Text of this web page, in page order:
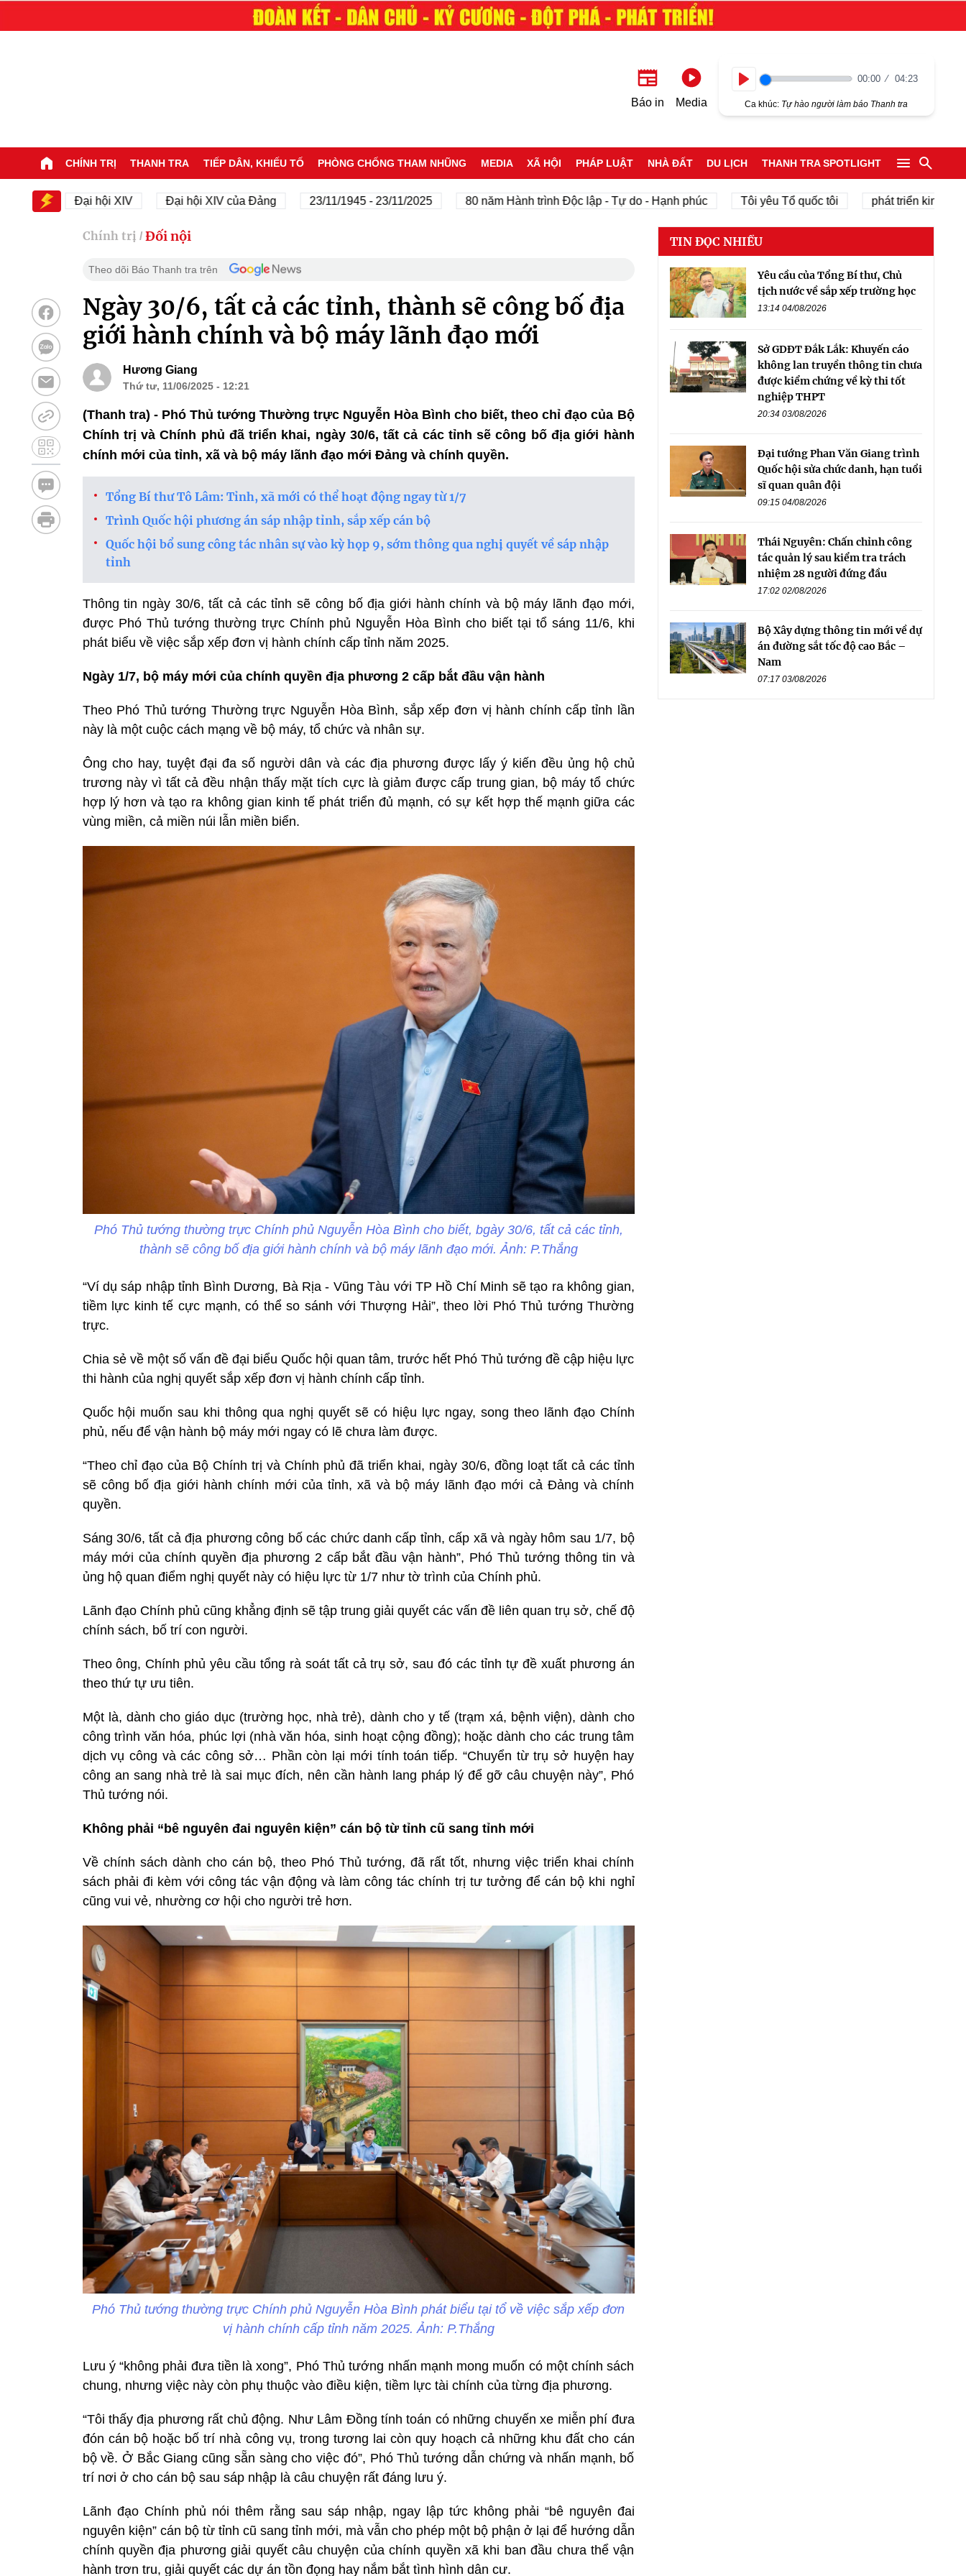
Báo in Media
00:00 04:23
Ca khúc: Tự hào người làm báo Thanh tra
CHÍNH TRỊ THANH TRA TIẾP DÂN, KHIẾU TỐ PHÒNG CHỐNG THAM NHŨNG MEDIA XÃ HỘI PHÁP LUẬT NHÀ ĐẤT DU LỊCH THANH TRA SPOTLIGHT
Đại hội XIV Đại hội XIV của Đảng 23/11/1945 - 23/11/2025 80 năm Hành trình Độc lập - Tự do - Hạnh phúc Tôi yêu Tổ quốc tôi phát triển kinh tế tư
Chính trị / Đối nội
Theo dõi Báo Thanh tra trên
Ngày 30/6, tất cả các tỉnh, thành sẽ công bố địa
giới hành chính và bộ máy lãnh đạo mới
Hương Giang
Thứ tư, 11/06/2025 - 12:21
(Thanh tra) - Phó Thủ tướng Thường trực Nguyễn Hòa Bình cho biết, theo chỉ đạo của Bộ
Chính trị và Chính phủ đã triển khai, ngày 30/6, tất cả các tỉnh sẽ công bố địa giới hành
chính mới của tỉnh, xã và bộ máy lãnh đạo mới Đảng và chính quyền.
Tổng Bí thư Tô Lâm: Tỉnh, xã mới có thể hoạt động ngay từ 1/7
Trình Quốc hội phương án sáp nhập tỉnh, sắp xếp cán bộ
Quốc hội bổ sung công tác nhân sự vào kỳ họp 9, sớm thông qua nghị quyết về sáp nhập
tỉnh
Thông tin ngày 30/6, tất cả các tỉnh sẽ công bố địa giới hành chính và bộ máy lãnh đạo mới,
được Phó Thủ tướng thường trực Chính phủ Nguyễn Hòa Bình cho biết tại tổ sáng 11/6, khi
phát biểu về việc sắp xếp đơn vị hành chính cấp tỉnh năm 2025.
Ngày 1/7, bộ máy mới của chính quyền địa phương 2 cấp bắt đầu vận hành
Theo Phó Thủ tướng Thường trực Nguyễn Hòa Bình, sắp xếp đơn vị hành chính cấp tỉnh lần
này là một cuộc cách mạng về bộ máy, tổ chức và nhân sự.
Ông cho hay, tuyệt đại đa số người dân và các địa phương được lấy ý kiến đều ủng hộ chủ
trương này vì tất cả đều nhận thấy mặt tích cực là giảm được cấp trung gian, bộ máy tổ chức
hợp lý hơn và tạo ra không gian kinh tế phát triển đủ mạnh, có sự kết hợp thế mạnh giữa các
vùng miền, cả miền núi lẫn miền biển.
Phó Thủ tướng thường trực Chính phủ Nguyễn Hòa Bình cho biết, bgày 30/6, tất cả các tỉnh,
thành sẽ công bố địa giới hành chính và bộ máy lãnh đạo mới. Ảnh: P.Thắng
“Ví dụ sáp nhập tỉnh Bình Dương, Bà Rịa - Vũng Tàu với TP Hồ Chí Minh sẽ tạo ra không gian,
tiềm lực kinh tế cực mạnh, có thể so sánh với Thượng Hải”, theo lời Phó Thủ tướng Thường
trực.
Chia sẻ về một số vấn đề đại biểu Quốc hội quan tâm, trước hết Phó Thủ tướng đề cập hiệu lực
thi hành của nghị quyết sắp xếp đơn vị hành chính cấp tỉnh.
Quốc hội muốn sau khi thông qua nghị quyết sẽ có hiệu lực ngay, song theo lãnh đạo Chính
phủ, nếu để vận hành bộ máy mới ngay có lẽ chưa làm được.
“Theo chỉ đạo của Bộ Chính trị và Chính phủ đã triển khai, ngày 30/6, đồng loạt tất cả các tỉnh
sẽ công bố địa giới hành chính mới của tỉnh, xã và bộ máy lãnh đạo mới cả Đảng và chính
quyền.
Sáng 30/6, tất cả địa phương công bố các chức danh cấp tỉnh, cấp xã và ngày hôm sau 1/7, bộ
máy mới của chính quyền địa phương 2 cấp bắt đầu vận hành”, Phó Thủ tướng thông tin và
ủng hộ quan điểm nghị quyết này có hiệu lực từ 1/7 như tờ trình của Chính phủ.
Lãnh đạo Chính phủ cũng khẳng định sẽ tập trung giải quyết các vấn đề liên quan trụ sở, chế độ
chính sách, bố trí con người.
Theo ông, Chính phủ yêu cầu tổng rà soát tất cả trụ sở, sau đó các tỉnh tự đề xuất phương án
theo thứ tự ưu tiên.
Một là, dành cho giáo dục (trường học, nhà trẻ), dành cho y tế (trạm xá, bệnh viện), dành cho
công trình văn hóa, phúc lợi (nhà văn hóa, sinh hoạt cộng đồng); hoặc dành cho các trung tâm
dịch vụ công và các công sở… Phần còn lại mới tính toán tiếp. “Chuyển từ trụ sở huyện hay
công an sang nhà trẻ là sai mục đích, nên cần hành lang pháp lý để gỡ câu chuyện này”, Phó
Thủ tướng nói.
Không phải “bê nguyên đai nguyên kiện” cán bộ từ tỉnh cũ sang tỉnh mới
Về chính sách dành cho cán bộ, theo Phó Thủ tướng, đã rất tốt, nhưng việc triển khai chính
sách phải đi kèm với công tác vận động và làm công tác chính trị tư tưởng để cán bộ khi nghỉ
cũng vui vẻ, nhường cơ hội cho người trẻ hơn.
Phó Thủ tướng thường trực Chính phủ Nguyễn Hòa Bình phát biểu tại tổ về việc sắp xếp đơn
vị hành chính cấp tỉnh năm 2025. Ảnh: P.Thắng
Lưu ý “không phải đưa tiền là xong”, Phó Thủ tướng nhấn mạnh mong muốn có một chính sách
chung, nhưng việc này còn phụ thuộc vào điều kiện, tiềm lực tài chính của từng địa phương.
“Tôi thấy địa phương rất chủ động. Như Lâm Đồng tính toán có những chuyến xe miễn phí đưa
đón cán bộ hoặc bố trí nhà công vụ, trong tương lai còn quy hoạch cả những khu đất cho cán
bộ về. Ở Bắc Giang cũng sẵn sàng cho việc đó”, Phó Thủ tướng dẫn chứng và nhấn mạnh, bố
trí nơi ở cho cán bộ sau sáp nhập là câu chuyện rất đáng lưu ý.
Lãnh đạo Chính phủ nói thêm rằng sau sáp nhập, ngay lập tức không phải “bê nguyên đai
nguyên kiện” cán bộ từ tỉnh cũ sang tỉnh mới, mà vẫn cho phép một bộ phận ở lại để hướng dẫn
chính quyền địa phương giải quyết câu chuyện của chính quyền xã khi ban đầu chưa thể vận
hành trơn tru, giải quyết các dự án tồn đọng hay nắm bắt tình hình dân cư.
TIN ĐỌC NHIỀU
Yêu cầu của Tổng Bí thư, Chủ
tịch nước về sắp xếp trường học
13:14 04/08/2026
Sở GDĐT Đắk Lắk: Khuyến cáo
không lan truyền thông tin chưa
được kiểm chứng về kỳ thi tốt
nghiệp THPT
20:34 03/08/2026
Đại tướng Phan Văn Giang trình
Quốc hội sửa chức danh, hạn tuổi
sĩ quan quân đội
09:15 04/08/2026
Thái Nguyên: Chấn chỉnh công
tác quản lý sau kiểm tra trách
nhiệm 28 người đứng đầu
17:02 02/08/2026
Bộ Xây dựng thông tin mới về dự
án đường sắt tốc độ cao Bắc –
Nam
07:17 03/08/2026